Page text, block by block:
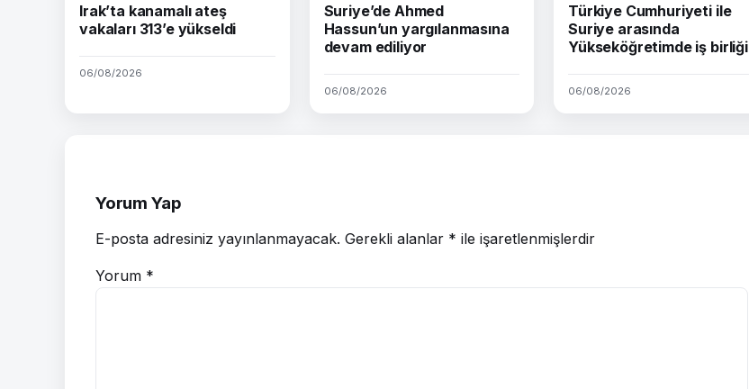
Irak’ta kanamalı ateş
vakaları 313’e yükseldi
06/08/2026
Suriye’de Ahmed
Hassun’un yargılanmasına
devam ediliyor
06/08/2026
Türkiye Cumhuriyeti ile
Suriye arasında
Yükseköğretimde iş birliği
06/08/2026
Yorum Yap
E-posta adresiniz yayınlanmayacak. Gerekli alanlar * ile işaretlenmişlerdir
Yorum *